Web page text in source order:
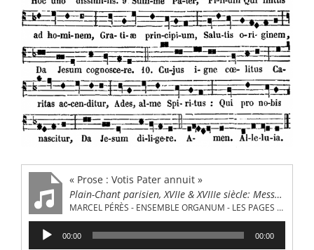
« Prose : Votis Pater annuit »
Plain-Chant parisien, XVIIe & XVIIIe siècle: Messe du jour de Noël
MARCEL PÉRÈS - ENSEMBLE ORGANUM - LES PAGES DE LA CHAPELLE
Lecteur
audio
00:00 00:00